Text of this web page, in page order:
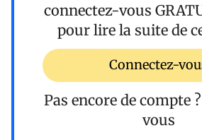
connectez-vous
pour lire la suite de
Connectez-
Pas encore de compte ?
vous